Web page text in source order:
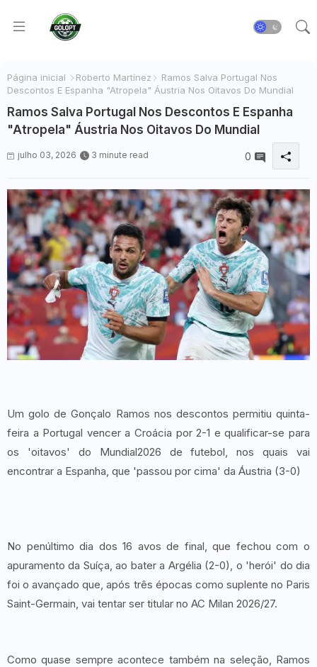
Página inicial Roberto Martínez
Ramos Salva Portugal Nos
Descontos E Espanha "Atropela" Áustria Nos Oitavos Do Mundial
Ramos Salva Portugal Nos Descontos E Espanha
"Atropela" Áustria Nos Oitavos Do Mundial
julho 03, 2026 3 minute read 0
Um golo de Gonçalo Ramos nos descontos permitiu quinta-
feira a Portugal vencer a Croácia por 2-1 e qualificar-se para
os 'oitavos' do Mundial2026 de futebol, nos quais vai
encontrar a Espanha, que 'passou por cima' da Áustria (3-0)
No penúltimo dia dos 16 avos de final, que fechou com o
apuramento da Suíça, ao bater a Argélia (2-0), o 'herói' do dia
foi o avançado que, após três épocas como suplente no Paris
Saint-Germain, vai tentar ser titular no AC Milan 2026/27.
Como quase sempre acontece também na seleção, Ramos